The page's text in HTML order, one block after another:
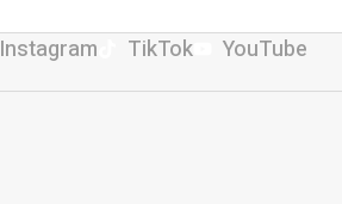
Instagram TikTok YouTube